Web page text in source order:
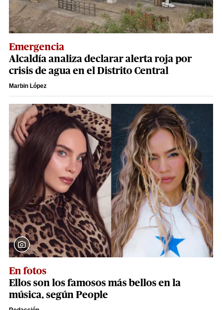
Emergencia
Alcaldía analiza declarar alerta roja por
crisis de agua en el Distrito Central
Marbin López
En fotos
Ellos son los famosos más bellos en la
música, según People